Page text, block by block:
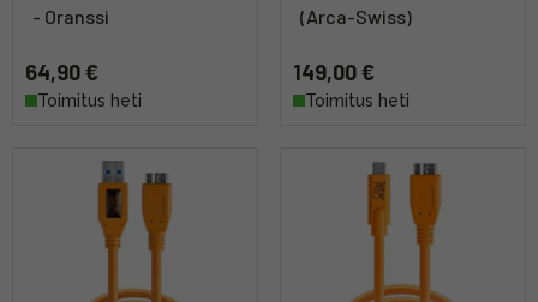
- Oranssi
64,90 €
Toimitus heti
(Arca-Swiss)
149,00 €
Toimitus heti